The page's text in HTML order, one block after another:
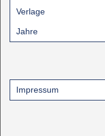
Verlage
Jahre
Impressum